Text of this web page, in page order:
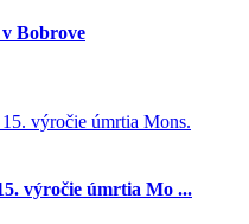
Bobrove
výročie úmrtia Mo ...